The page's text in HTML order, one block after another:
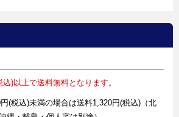
)以上で送料無料となります。
(税込)未満の場合は送料1,320円(税込)（北